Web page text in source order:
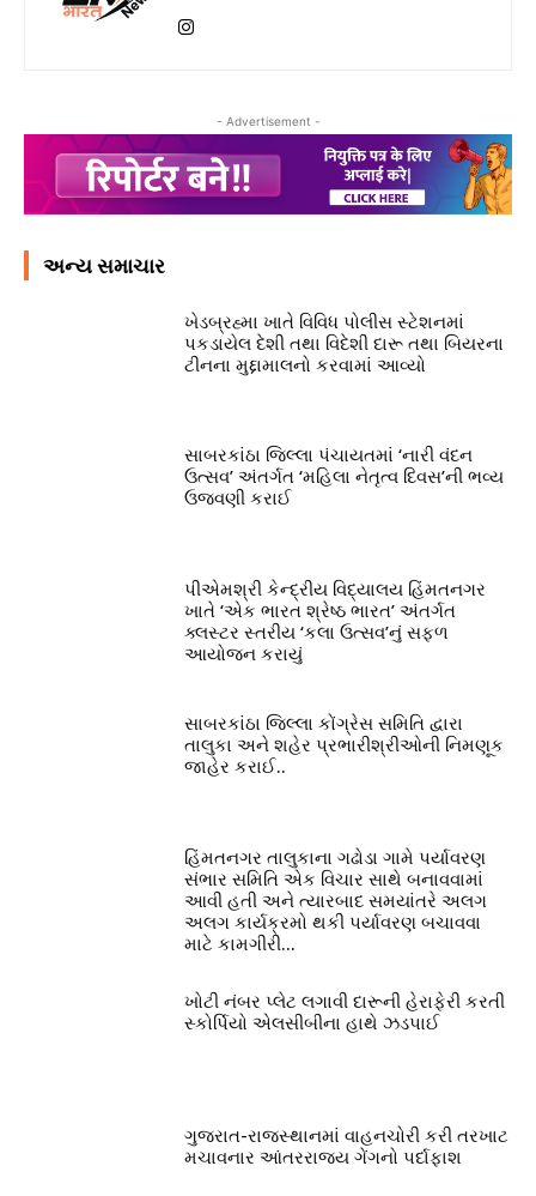
- Advertisement -
અન્ય સમાચાર
ખેડબ્રહ્મા ખાતે વિવિધ પોલીસ સ્ટેશનમાં
પકડાયેલ દેશી તથા વિદેશી દારૂ તથા બિયરના
ટીનના મુદ્દામાલનો કરવામાં આવ્યો
સાબરકાંઠા જિલ્લા પંચાયતમાં ‘નારી વંદન
ઉત્સવ’ અંતર્ગત ‘મહિલા નેતૃત્વ દિવસ’ની ભવ્ય
ઉજવણી કરાઈ
પીએમશ્રી કેન્દ્રીય વિદ્યાલય હિંમતનગર
ખાતે ‘એક ભારત શ્રેષ્ઠ ભારત’ અંતર્ગત
ક્લસ્ટર સ્તરીય ‘કલા ઉત્સવ’નું સફળ
આયોજન કરાયું
સાબરકાંઠા જિલ્લા કોંગ્રેસ સમિતિ દ્વારા
તાલુકા અને શહેર પ્રભારીશ્રીઓની નિમણૂક
જાહેર કરાઈ..
હિંમતનગર તાલુકાના ગઢોડા ગામે પર્યાવરણ
સંભાર સમિતિ એક વિચાર સાથે બનાવવામાં
આવી હતી અને ત્યારબાદ સમયાંતરે અલગ
અલગ કાર્યક્રમો થકી પર્યાવરણ બચાવવા
માટે કામગીરી...
ખોટી નંબર પ્લેટ લગાવી દારૂની હેરાફેરી કરતી
સ્કોર્પિયો એલસીબીના હાથે ઝડપાઈ
ગુજરાત-રાજસ્થાનમાં વાહનચોરી કરી તરખાટ
મચાવનાર આંતરરાજ્ય ગેંગનો પર્દાફાશ